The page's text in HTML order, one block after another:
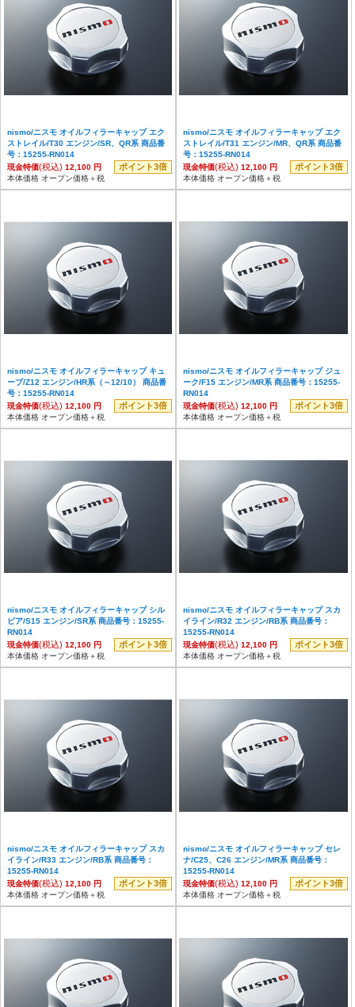
nismo/ニスモ オイルフィラーキャップ エク
ストレイル/T30 エンジン/SR、QR系 商品番
号：15255-RN014
現金特価(税込) 12,100 円 ポイント3倍
本体価格 オープン価格＋税
nismo/ニスモ オイルフィラーキャップ エク
ストレイル/T31 エンジン/MR、QR系 商品番
号：15255-RN014
現金特価(税込) 12,100 円 ポイント3倍
本体価格 オープン価格＋税
nismo/ニスモ オイルフィラーキャップ キュ
ーブ/Z12 エンジン/HR系（～12/10） 商品番
号：15255-RN014
現金特価(税込) 12,100 円 ポイント3倍
本体価格 オープン価格＋税
nismo/ニスモ オイルフィラーキャップ ジュ
ーク/F15 エンジン/MR系 商品番号：15255-
RN014
現金特価(税込) 12,100 円 ポイント3倍
本体価格 オープン価格＋税
nismo/ニスモ オイルフィラーキャップ シル
ビア/S15 エンジン/SR系 商品番号：15255-
RN014
現金特価(税込) 12,100 円 ポイント3倍
本体価格 オープン価格＋税
nismo/ニスモ オイルフィラーキャップ スカ
イライン/R32 エンジン/RB系 商品番号：
15255-RN014
現金特価(税込) 12,100 円 ポイント3倍
本体価格 オープン価格＋税
nismo/ニスモ オイルフィラーキャップ スカ
イライン/R33 エンジン/RB系 商品番号：
15255-RN014
現金特価(税込) 12,100 円 ポイント3倍
本体価格 オープン価格＋税
nismo/ニスモ オイルフィラーキャップ セレ
ナ/C25、C26 エンジン/MR系 商品番号：
15255-RN014
現金特価(税込) 12,100 円 ポイント3倍
本体価格 オープン価格＋税